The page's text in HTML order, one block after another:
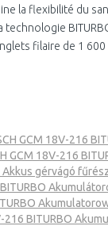
la flexibilité du
technologie
filaire de 1 600
GCM 18V-216
GCM 18V-216
Akkus gérvágó
216 BITURBO